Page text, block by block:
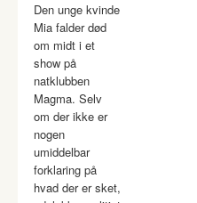
Den unge kvinde
Mia falder død
om midt i et
show på
natklubben
Magma. Selv
om der ikke er
nogen
umiddelbar
forklaring på
hvad der er sket,